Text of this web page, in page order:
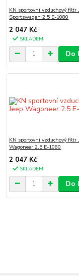
KN sportovní vzduchový filtr
Sportswagen 2.5 E-1080
2 047 Kč
SKLADEM
Do
KN sportovní vzduchový filtr
Wagoneer 2.5 E-1080
2 047 Kč
SKLADEM
Do